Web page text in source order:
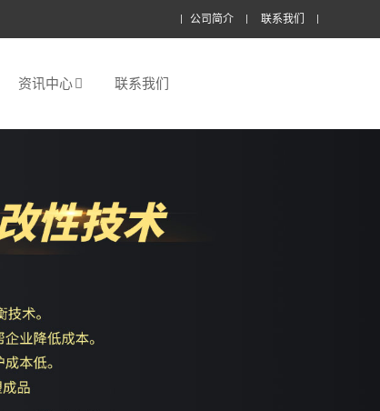
公司简介 联系我们
资讯中心 联系我们